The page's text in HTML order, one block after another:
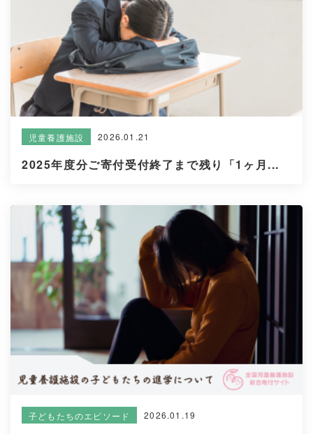
児童養護施設 2026.01.21
2025年度分ご寄付受付終了まで残り「1ヶ月...
子どもたちのエピソード 2026.01.19